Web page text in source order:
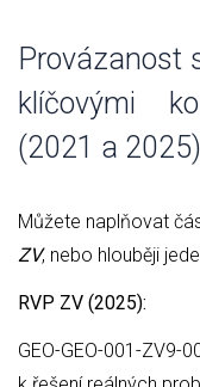
Provázanost
klíčovými
(2021 a
Můžete naplňovat
ZV, nebo hlouběji
RVP ZV (2025):
GEO-GEO-001-ZV9-